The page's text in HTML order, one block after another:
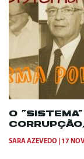
O
SARA AZEVEDO 17